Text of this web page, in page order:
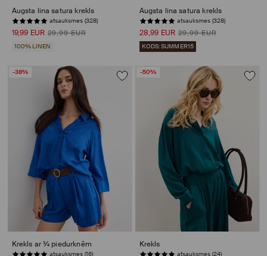
Augsta lina satura krekls
atsauksmes (328)
19,99 EUR 29,99 EUR
100% LINEN
Augsta lina satura krekls
atsauksmes (328)
28,99 EUR 29,99 EUR
KODS: SUMMER15
-38%
Krekls ar ¾ piedurknēm
atsauksmes (16)
-50%
Krekls
atsauksmes (24)